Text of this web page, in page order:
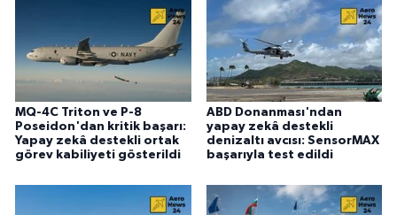
MQ-4C Triton ve P-8
Poseidon'dan kritik başarı:
Yapay zekâ destekli ortak
görev kabiliyeti gösterildi
ABD Donanması'ndan
yapay zekâ destekli
denizaltı avcısı: SensorMAX
başarıyla test edildi